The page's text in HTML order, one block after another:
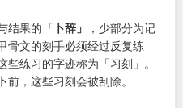
结果的 「卜辞」
，少部分为记
骨文的刻手必须经过反复练
练习的字迹称为「习刻」。
，这些习刻会被刮除。